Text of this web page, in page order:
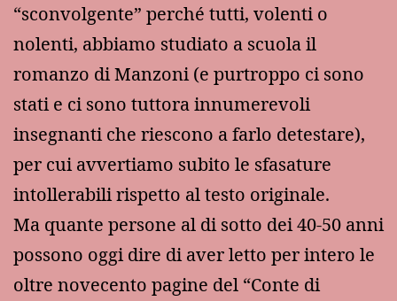
“sconvolgente” perché tutti, volenti o
nolenti, abbiamo studiato a scuola il
romanzo di Manzoni (e purtroppo ci sono
stati e ci sono tuttora innumerevoli
insegnanti che riescono a farlo detestare),
per cui avvertiamo subito le sfasature
intollerabili rispetto al testo originale.
Ma quante persone al di sotto dei 40-50 anni
possono oggi dire di aver letto per intero le
oltre novecento pagine del “Conte di